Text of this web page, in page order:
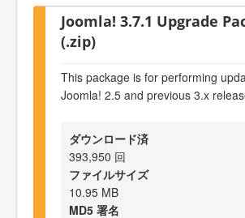
Joomla! 3.7.1 Upgrade
(.zip)
This package is for performing
Joomla! 2.5 and previous 3.x
ダウンロード済
393,950 回
ファイルサイズ
10.95 MB
MD5 署名